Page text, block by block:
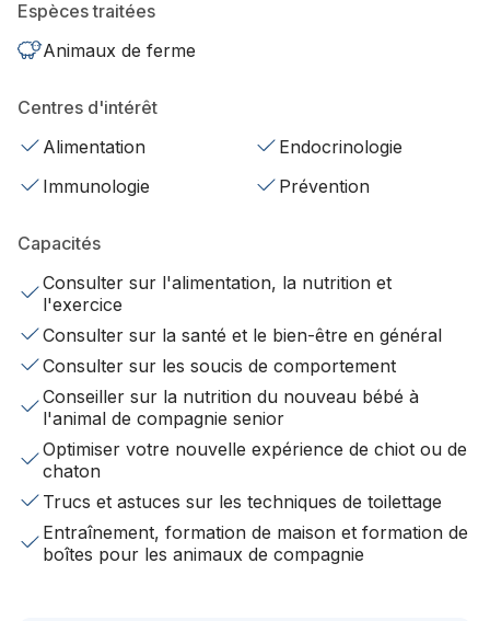
Espèces traitées
Animaux de ferme
Centres d'intérêt
Alimentation
Endocrinologie
Immunologie
Prévention
Capacités
Consulter sur l'alimentation, la nutrition et
l'exercice
Consulter sur la santé et le bien-être en général
Consulter sur les soucis de comportement
Conseiller sur la nutrition du nouveau bébé à
l'animal de compagnie senior
Optimiser votre nouvelle expérience de chiot ou de
chaton
Trucs et astuces sur les techniques de toilettage
Entraînement, formation de maison et formation de
boîtes pour les animaux de compagnie